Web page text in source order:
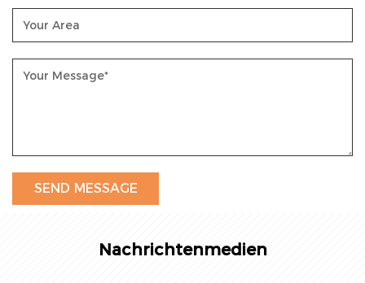
Nachrichtenmedien